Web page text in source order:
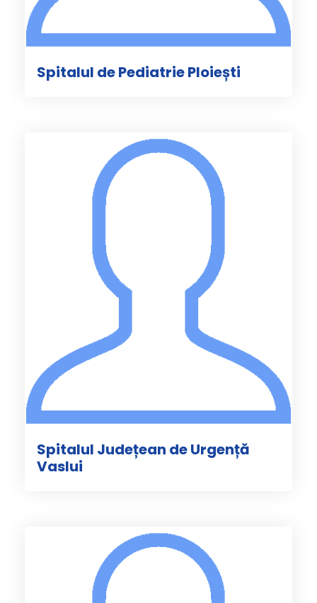
Spitalul de Pediatrie Ploiești
Spitalul Județean de Urgență
Vaslui